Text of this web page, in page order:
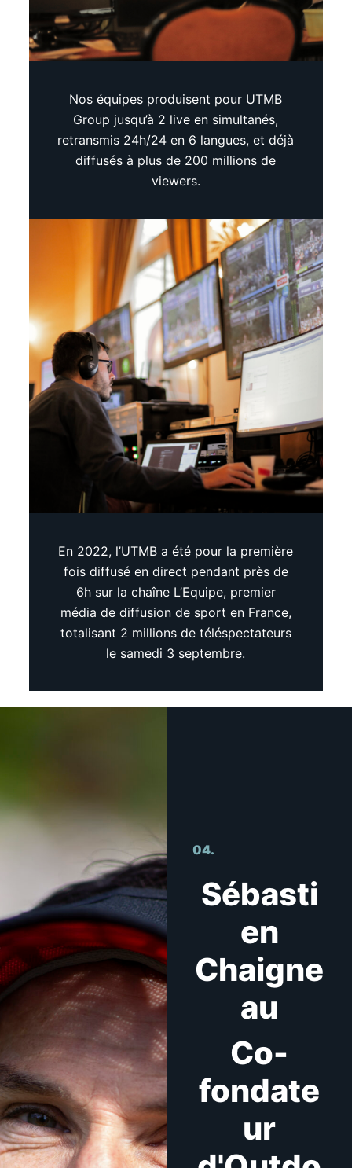
Nos équipes produisent pour UTMB
Group jusqu’à 2 live en simultanés,
retransmis 24h/24 en 6 langues, et déjà
diffusés à plus de 200 millions de
viewers.
En 2022, l’UTMB a été pour la première
fois diffusé en direct pendant près de
6h sur la chaîne L’Equipe, premier
média de diffusion de sport en France,
totalisant 2 millions de téléspectateurs
le samedi 3 septembre.
04.
Sébasti
en
Chaigne
au
Co-
fondate
ur